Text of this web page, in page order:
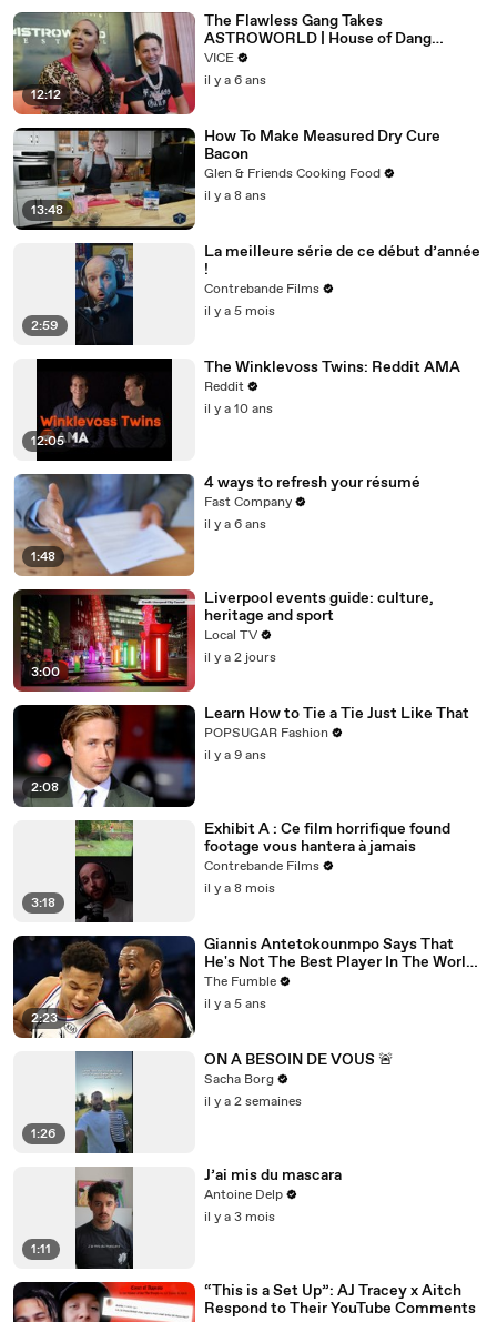
12:12
The Flawless Gang Takes
ASTROWORLD | House of Dang
Episode 4
VICE
il y a 6 ans
13:48
How To Make Measured Dry Cure
Bacon
Glen & Friends Cooking Food
il y a 8 ans
2:59
La meilleure série de ce début d’année
!
Contrebande Films
il y a 5 mois
12:05
The Winklevoss Twins: Reddit AMA
Reddit
il y a 10 ans
1:48
4 ways to refresh your résumé
Fast Company
il y a 6 ans
3:00
Liverpool events guide: culture,
heritage and sport
Local TV
il y a 2 jours
2:08
Learn How to Tie a Tie Just Like That
POPSUGAR Fashion
il y a 9 ans
3:18
Exhibit A : Ce film horrifique found
footage vous hantera à jamais
Contrebande Films
il y a 8 mois
2:23
Giannis Antetokounmpo Says That
He's Not The Best Player In The World,
LeBron James Is
The Fumble
il y a 5 ans
1:26
ON A BESOIN DE VOUS 🚨
Sacha Borg
il y a 2 semaines
1:11
J’ai mis du mascara
Antoine Delp
il y a 3 mois
“This is a Set Up”: AJ Tracey x Aitch
Respond to Their YouTube Comments